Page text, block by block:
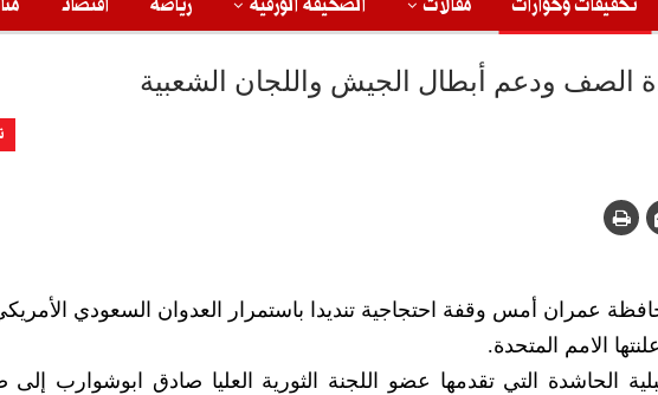
الصف ودعم أبطال الجيش واللجان الشعبية
عمران أمس وقفة احتجاجية تنديدا باستمرار العدوان السعودي
الامم المتحدة.
الحاشدة التي تقدمها عضو اللجنة الثورية العليا صادق ابوشوارب إلى